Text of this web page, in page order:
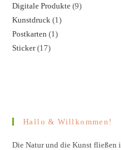
Produkte
Digitale Produkte 99
Kunstdruck 1 1
Postkarten 1 1
Sticker 1717
Hallo & Willkommen!
Die Natur und die Kunst fließen